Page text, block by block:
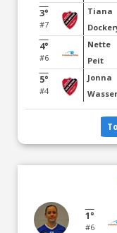
3°
#7
Tiana
4°
#6
Nette
Peit
5°
#4
Jonna
1°
#6